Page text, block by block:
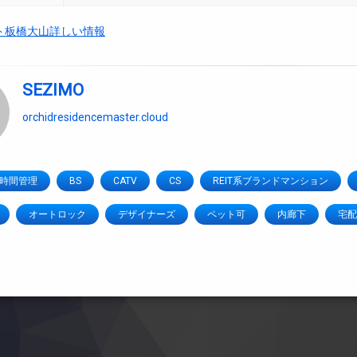
板橋大山詳しい情報
SEZIMO
orchidresidencemaster.cloud
間管理 BS CATV CS REIT系ブランドマンション
オートロック デザイナーズ ペット可 内廊下 宅